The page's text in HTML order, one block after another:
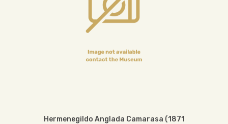
Hermenegildo Anglada Camarasa (1871